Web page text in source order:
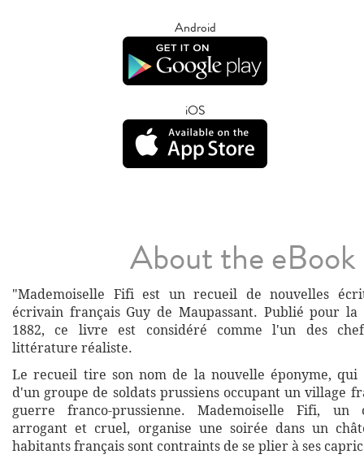
Android
iOS
About the eBook
"Mademoiselle Fifi est un recueil de nouvelles
écrivain français Guy de Maupassant. Publié pour
1882, ce livre est considéré comme l'un des
littérature réaliste.
Le recueil tire son nom de la nouvelle éponyme,
d'un groupe de soldats prussiens occupant un village
guerre franco-prussienne. Mademoiselle Fifi, un
arrogant et cruel, organise une soirée dans un
habitants français sont contraints de se plier à ses